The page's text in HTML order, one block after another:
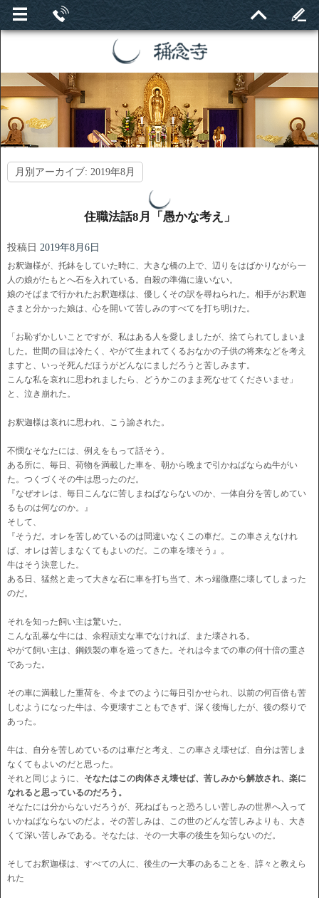
月別アーカイブ: 2019年8月
住職法話8月「愚かな考え」
投稿日 2019年8月6日
お釈迦様が、托鉢をしていた時に、大きな橋の上で、辺りをはばかりながら一
人の娘がたもとへ石を入れている。自殺の準備に違いない。
娘のそばまで行かれたお釈迦様は、優しくその訳を尋ねられた。相手がお釈迦
さまと分かった娘は、心を開いて苦しみのすべてを打ち明けた。
「お恥ずかしいことですが、私はある人を愛しましたが、捨てられてしまいま
した。世間の目は冷たく、やがて生まれてくるおなかの子供の将来などを考え
ますと、いっそ死んだほうがどんなにましだろうと苦しみます。
こんな私を哀れに思われましたら、どうかこのまま死なせてくださいませ」
と、泣き崩れた。
お釈迦様は哀れに思われ、こう諭された。
不憫なそなたには、例えをもって話そう。
ある所に、毎日、荷物を満載した車を、朝から晩まで引かねばならぬ牛がい
た。つくづくその牛は思ったのだ。
『なぜオレは、毎日こんなに苦しまねばならないのか、一体自分を苦しめてい
るものは何なのか。』
そして、
『そうだ。オレを苦しめているのは間違いなくこの車だ。この車さえなけれ
ば、オレは苦しまなくてもよいのだ。この車を壊そう』。
牛はそう決意した。
ある日、猛然と走って大きな石に車を打ち当て、木っ端微塵に壊してしまった
のだ。
それを知った飼い主は驚いた。
こんな乱暴な牛には、余程頑丈な車でなければ、また壊される。
やがて飼い主は、鋼鉄製の車を造ってきた。それは今までの車の何十倍の重さ
であった。
その車に満載した重荷を、今までのように毎日引かせられ、以前の何百倍も苦
しむようになった牛は、今更壊すこともできず、深く後悔したが、後の祭りで
あった。
牛は、自分を苦しめているのは車だと考え、この車さえ壊せば、自分は苦しま
なくてもよいのだと思った。
それと同じように、 そなたはこの肉体さえ壊せば、苦しみから解放され、楽に
なれると思っているのだろう。
そなたには分からないだろうが、死ねばもっと恐ろしい苦しみの世界へ入って
いかねばならないのだよ。その苦しみは、この世のどんな苦しみよりも、大き
くて深い苦しみである。そなたは、その一大事の後生を知らないのだ。
そしてお釈迦様は、すべての人に、後生の一大事のあることを、諄々と教えら
れた